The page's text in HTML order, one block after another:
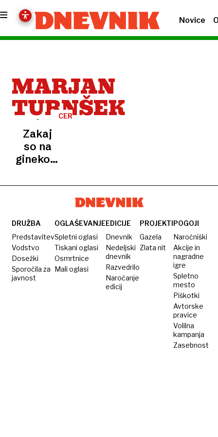
Novice
MARJAN
TURNŠEK
CERKEV
Zakaj
so na
ginekološki
izganjali
DRUŽBA
Predstavitev
Vodstvo
Dosežki
Sporočila za
javnost
OGLAŠEVANJE
Spletni oglasi
Tiskani oglasi
Osmrtnice
Mali oglasi
EDICIJE
Dnevnik
Nedeljski
dnevnik
Razvedrilo
Naročanje
edicij
PROJEKTI
Gazela
Zlata nit
POGOJI
Naročniški
Akcije in
nagradne
igre
Spletno
mesto
Piškotki
Avtorske
pravice
Volilna
kampanja
Zasebnost